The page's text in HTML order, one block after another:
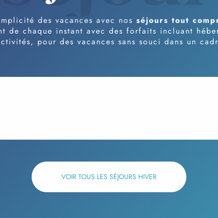
des vacances avec nos séjours tout
de chaque instant avec des forfaits incluant
pour des vacances sans souci dans un
VOIR TOUS LES SÉJOURS HIVER